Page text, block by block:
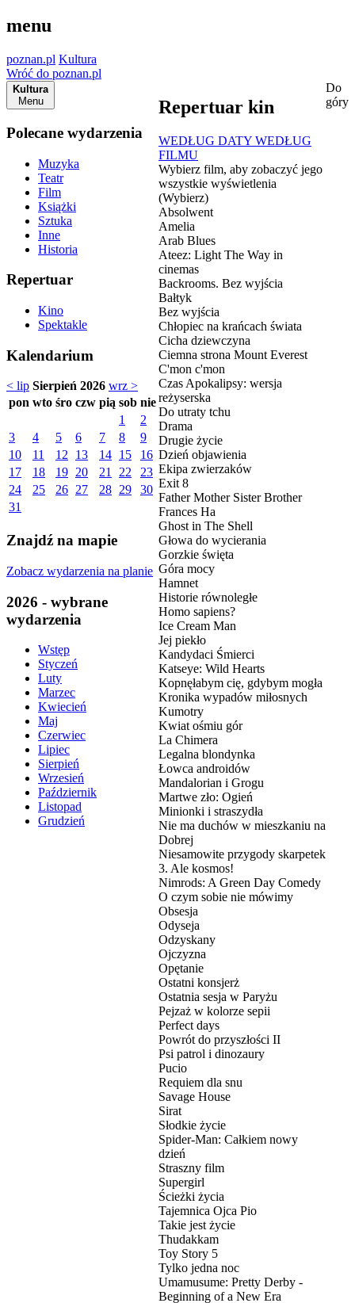
menu
poznan.pl Kultura
Wróć do poznan.pl
Kultura
Menu
Polecane wydarzenia
Muzyka
Teatr
Film
Książki
Sztuka
Inne
Historia
Repertuar
Kino
Spektakle
Kalendarium
< lip Sierpień 2026 wrz >
pon wto śro czw pią sob nie
1
2
3
4 5 6 7 8
9
10
11 12 13 14 15
16
17
18 19 20 21 22
23
24
25 26 27 28 29
30
31
Znajdź na mapie
Zobacz wydarzenia na planie
2026 - wybrane
wydarzenia
Wstęp
Styczeń
Luty
Marzec
Kwiecień
Maj
Czerwiec
Lipiec
Sierpień
Wrzesień
Październik
Listopad
Grudzień
Repertuar kin
WEDŁUG DATY WEDŁUG
FILMU
Wybierz film, aby zobaczyć jego
wszystkie wyświetlenia
(Wybierz)
Absolwent
Amelia
Arab Blues
Ateez: Light The Way in
cinemas
Backrooms. Bez wyjścia
Bałtyk
Bez wyjścia
Chłopiec na krańcach świata
Cicha dziewczyna
Ciemna strona Mount Everest
C'mon c'mon
Czas Apokalipsy: wersja
reżyserska
Do utraty tchu
Drama
Drugie życie
Dzień objawienia
Ekipa zwierzaków
Exit 8
Father Mother Sister Brother
Frances Ha
Ghost in The Shell
Głowa do wycierania
Gorzkie święta
Góra mocy
Hamnet
Historie równoległe
Homo sapiens?
Ice Cream Man
Jej piekło
Kandydaci Śmierci
Katseye: Wild Hearts
Kopnęłabym cię, gdybym mogła
Kronika wypadów miłosnych
Kumotry
Kwiat ośmiu gór
La Chimera
Legalna blondynka
Łowca androidów
Mandalorian i Grogu
Martwe zło: Ogień
Minionki i straszydła
Nie ma duchów w mieszkaniu na
Dobrej
Niesamowite przygody skarpetek
3. Ale kosmos!
Nimrods: A Green Day Comedy
O czym sobie nie mówimy
Obsesja
Odyseja
Odzyskany
Ojczyzna
Opętanie
Ostatni konsjerż
Ostatnia sesja w Paryżu
Pejzaż w kolorze sepii
Perfect days
Powrót do przyszłości II
Psi patrol i dinozaury
Pucio
Requiem dla snu
Savage House
Sirat
Słodkie życie
Spider-Man: Całkiem nowy
dzień
Straszny film
Supergirl
Ścieżki życia
Tajemnica Ojca Pio
Takie jest życie
Thudakkam
Toy Story 5
Tylko jedna noc
Umamusume: Pretty Derby -
Beginning of a New Era
Do
góry